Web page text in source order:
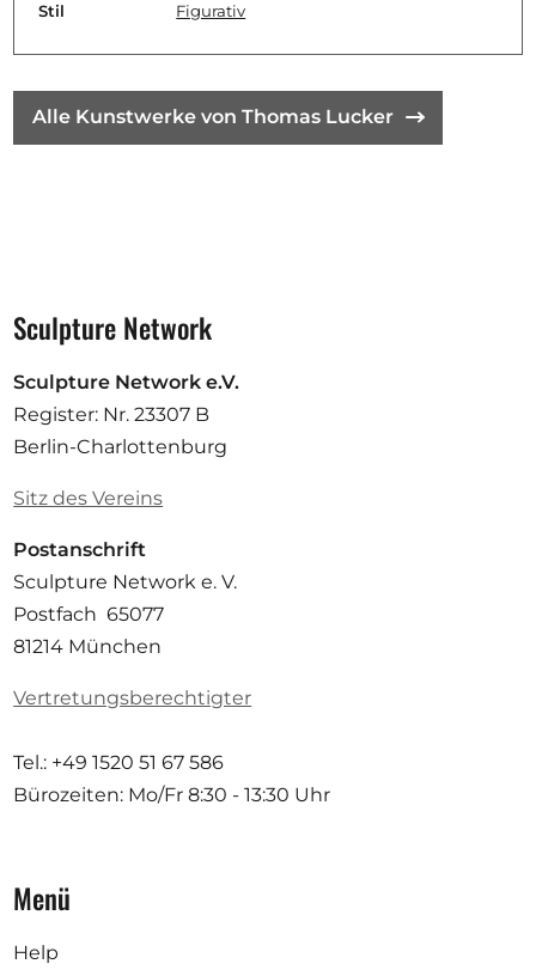
Stil Figurativ
Alle Kunstwerke von Thomas Lucker
Sculpture Network
Sculpture Network e.V.
Register: Nr. 23307 B
Berlin-Charlottenburg
Sitz des Vereins
Postanschrift
Sculpture Network e. V.
Postfach 65077
81214 München
Vertretungsberechtigter
Tel.: +49 1520 51 67 586
Bürozeiten: Mo/Fr 8:30 - 13:30 Uhr
Menü
Help